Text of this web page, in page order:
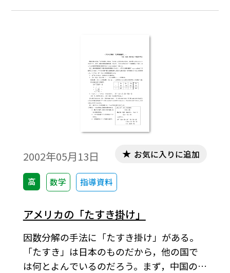
としては泣き所，現場では「数と式」の章
つて東京大学などを合格させる進学校の数
学教師が「1／x − 1／x + 1 さえ出来ない生
徒が，増えています」と愚痴をこぼしてい
る。これは，地方の進学校だけの嘆きでは
ない。全国的に学生の計算力が落ちたとい
う１つの証と考えることができる。さて，
ここでは，私達数学教師が授業を行う「因
数分解」の別解を抜き出してみよう。本質
的には，因数を求める問題であるので「恒
等式」の係数を求める問題とみなすことも
できる。しかし，どのような形の因数にな
るのかは，複雑な因数分解になるとわから
ない。教科書では，公式を用いたオーソド
ックな因数分解がその教材となっている
が，他の方法を考えてみよう。
2002年05月13日
高 数学 指導資料
お気に入りに追加
アメリカの「たすき掛け」
因数分解の手法に「たすき掛け」がある。
「たすき」は日本のものだから，他の国で
は何とよんでいるのだろう。まず，中国の数